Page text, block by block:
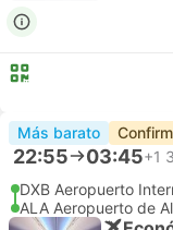
Más barato
22:55 03:45+1
DXB Aeropuerto
ALA Aeropuerto de